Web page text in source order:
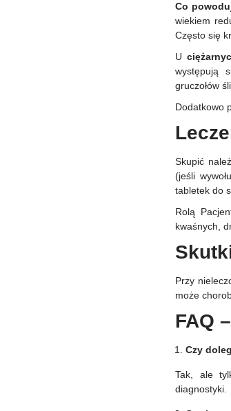
Co
wiekiem
Często się
U
występują
gruczołów
Dodatkowo
Skupić
(jeśli
tabletek do
Rolą
kwaśnych,
Przy
może
FAQ
Czy
Tak, ale
diagnostyki.